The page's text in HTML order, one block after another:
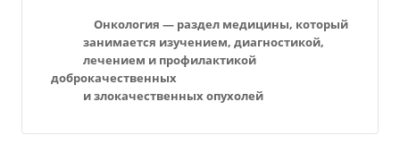
Онкология — раздел медицины, который
занимается изучением, диагностикой,
лечением и профилактикой
доброкачественных
и злокачественных опухолей